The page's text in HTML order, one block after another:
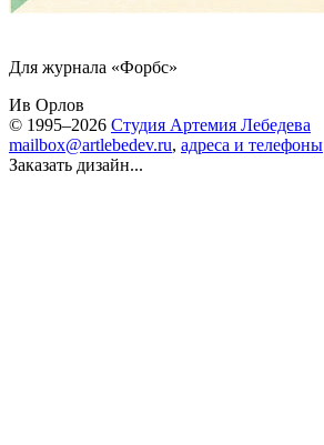
Для журнала «Форбс»
Ив Орлов
© 1995–2026 Студия Артемия Лебедева
mailbox@artlebedev.ru, адреса и телефоны
Заказать дизайн...